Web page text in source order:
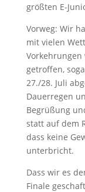
größten E-
Vorweg: Wir
mit vielen
getroffen,
27./28. Juli
Dauerregen
Begrüßung
statt auf dem
dass keine
unterbricht.
Dass wir es
Finale